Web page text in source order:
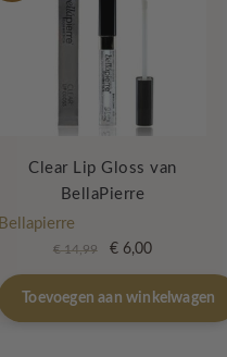
Clear Lip Gloss van
BellaPierre
Bellapierre
€14,99
Oorspronkelijke
prijs
was:
€ 14,99.
€6,00Huidige
prijs
is:
€ 6,00.
Toevoegen aan winkelwagen